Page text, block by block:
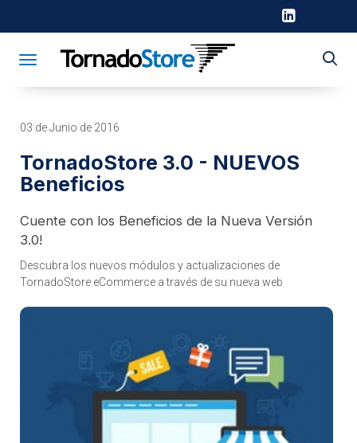
Toggle navigation
03 de Junio de 2016
TornadoStore 3.0 - NUEVOS
Beneficios
Cuente con los Beneficios de la Nueva Versión
3.0!
Descubra los nuevos módulos y actualizaciones de
TornadoStore eCommerce a través de su nueva web